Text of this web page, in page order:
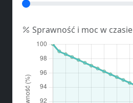
Sprawność i moc w czasie